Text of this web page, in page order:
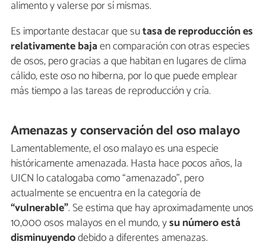
alimento y valerse por sí mismas.
Es importante destacar que sutasa de reproducción es
relativamente bajaen comparación con otras especies
de osos, pero gracias a que habitan en lugares de clima
cálido, este oso no hiberna, por lo que puede emplear
más tiempo a las tareas de reproducción y cría.
Amenazas y conservación del oso malayo
Lamentablemente, el oso malayo es una especie
históricamente amenazada. Hasta hace pocos años, la
UICN lo catalogaba como “amenazado”, pero
actualmente se encuentra en la categoría de
“vulnerable”. Se estima que hay aproximadamente unos
10,000 osos malayos en el mundo, ysu número está
disminuyendodebido a diferentes amenazas.